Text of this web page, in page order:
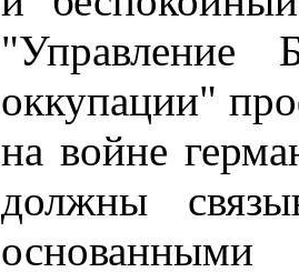
"Управление
оккупации"
на войне
должны